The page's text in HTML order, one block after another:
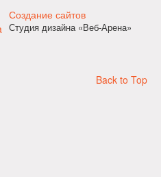
Создание сайтов
Студия дизайна «Веб-Арена»
Back to Top